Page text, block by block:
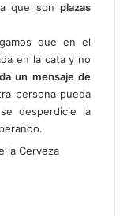
que son plazas
que en el
en la cata y no
un mensaje de
persona pueda
desperdicie la